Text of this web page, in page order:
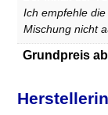
Ich empfehle
Mischung nicht
Grundpreis ab